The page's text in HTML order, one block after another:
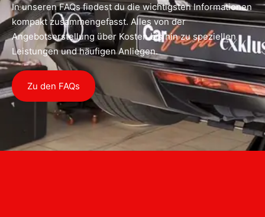
In unseren FAQs findest du die wichtigsten Informationen
kompakt zusammengefasst. Alles von der
Angebotserstellung über Kosten bis hin zu speziellen
Leistungen und häufigen Anliegen.
Zu den FAQs